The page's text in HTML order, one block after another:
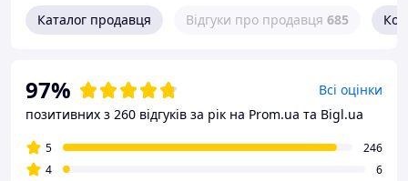
Каталог продавця Відгуки про продавця 685
97%
Всі оцінки
позитивних з 260 відгуків за рік на Prom.ua та Bigl.ua
5
246
4
6